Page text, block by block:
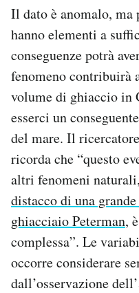
Il dato è anomalo,
hanno elementi a
conseguenze potrà
fenomeno contribuirà
volume di ghiaccio in
esserci un
del mare. Il
ricorda che “questo
altri fenomeni
distacco di una
ghiacciaio Peterman,
complessa”. Le
occorre considerare
dall’osservazione